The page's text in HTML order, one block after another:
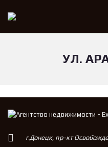
УЛ.
г.Донецк, пр-кт